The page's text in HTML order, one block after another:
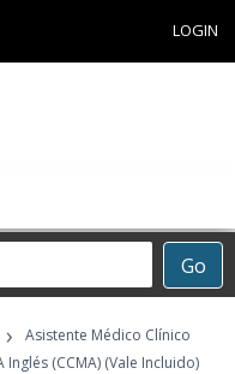
LOGIN
Go
›
Asistente Médico Clínico
(CCMA) (Vale Incluido)